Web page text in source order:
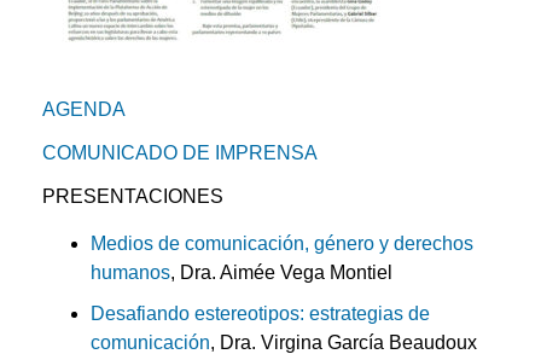
AGENDA
COMUNICADO DE IMPRENSA
PRESENTACIONES
Medios de comunicación, género y derechos
humanos, Dra. Aimée Vega Montiel
Desafiando estereotipos: estrategias de
comunicación, Dra. Virgina García Beaudoux